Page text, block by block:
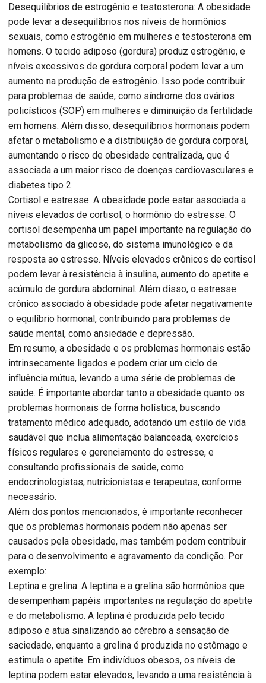
Desequilíbrios de estrogênio e testosterona: A obesidade
pode levar a desequilíbrios nos níveis de hormônios
sexuais, como estrogênio em mulheres e testosterona em
homens. O tecido adiposo (gordura) produz estrogênio, e
níveis excessivos de gordura corporal podem levar a um
aumento na produção de estrogênio. Isso pode contribuir
para problemas de saúde, como síndrome dos ovários
policísticos (SOP) em mulheres e diminuição da fertilidade
em homens. Além disso, desequilíbrios hormonais podem
afetar o metabolismo e a distribuição de gordura corporal,
aumentando o risco de obesidade centralizada, que é
associada a um maior risco de doenças cardiovasculares e
diabetes tipo 2.
Cortisol e estresse: A obesidade pode estar associada a
níveis elevados de cortisol, o hormônio do estresse. O
cortisol desempenha um papel importante na regulação do
metabolismo da glicose, do sistema imunológico e da
resposta ao estresse. Níveis elevados crônicos de cortisol
podem levar à resistência à insulina, aumento do apetite e
acúmulo de gordura abdominal. Além disso, o estresse
crônico associado à obesidade pode afetar negativamente
o equilíbrio hormonal, contribuindo para problemas de
saúde mental, como ansiedade e depressão.
Em resumo, a obesidade e os problemas hormonais estão
intrinsecamente ligados e podem criar um ciclo de
influência mútua, levando a uma série de problemas de
saúde. É importante abordar tanto a obesidade quanto os
problemas hormonais de forma holística, buscando
tratamento médico adequado, adotando um estilo de vida
saudável que inclua alimentação balanceada, exercícios
físicos regulares e gerenciamento do estresse, e
consultando profissionais de saúde, como
endocrinologistas, nutricionistas e terapeutas, conforme
necessário.
Além dos pontos mencionados, é importante reconhecer
que os problemas hormonais podem não apenas ser
causados pela obesidade, mas também podem contribuir
para o desenvolvimento e agravamento da condição. Por
exemplo:
Leptina e grelina: A leptina e a grelina são hormônios que
desempenham papéis importantes na regulação do apetite
e do metabolismo. A leptina é produzida pelo tecido
adiposo e atua sinalizando ao cérebro a sensação de
saciedade, enquanto a grelina é produzida no estômago e
estimula o apetite. Em indivíduos obesos, os níveis de
leptina podem estar elevados, levando a uma resistência à